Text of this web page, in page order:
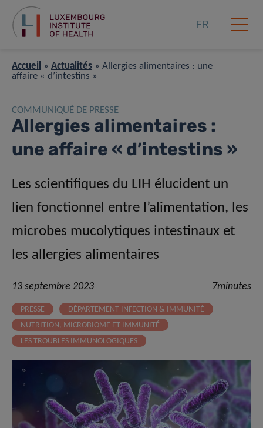
FR
Accueil » Actualités » Allergies alimentaires : une
affaire « d’intestins »
COMMUNIQUÉ DE PRESSE
Allergies alimentaires :
une affaire « d’intestins »
Les scientifiques du LIH élucident un
lien fonctionnel entre l’alimentation, les
microbes mucolytiques intestinaux et
les allergies alimentaires
13 septembre 2023 7minutes
PRESSE
DÉPARTEMENT INFECTION & IMMUNITÉ
NUTRITION, MICROBIOME ET IMMUNITÉ
LES TROUBLES IMMUNOLOGIQUES